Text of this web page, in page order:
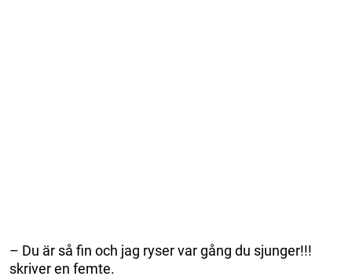
– Du är så fin och jag ryser var gång du sjunger!!!
skriver en femte.